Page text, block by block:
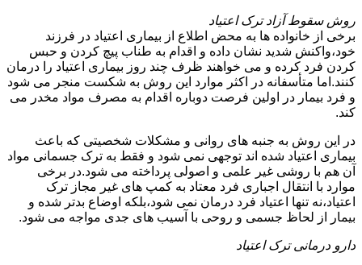
روش سقوط آزاد ترک اعتیاد
برخی از خانواده ها به محض اطلاع از بیماری اعتیاد در فرزند
خود،واکنش شدید نشان داده و اقدام به طناب پیچ کردن و حبس
کردن فرد کرده و می خواهند ظرف چند روز بیماری اعتیاد را درمان
کنند.اما متأسفانه در اکثر موارد این روش به شکست منجر می شود
و فرد بیمار در اولین فرصت دوباره اقدام به مصرف مواد مخدر می
کند.
در این روش به جنبه های روانی و مشکلات شخصیتی که باعث
بیماری اعتیاد شده اند توجهی نمی شود و فقط به ترک جسمانی مواد
آن هم با روشی غیر علمی و اصولی پرداخته می شود.در برخی
موارد با انتقال اجباری فرد معتاد به کمپ های غیر مجاز ترک
اعتیاد،نه تنها اعتیاد فرد درمان نمی شود،بلکه اوضاع بدتر شده و
بیمار از لحاظ جسمی و روحی با آسیب های جدی مواجه می شود.
دارو درمانی ترک اعتیاد